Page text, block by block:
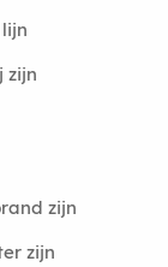
zijn
zijn
zijn